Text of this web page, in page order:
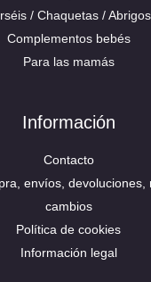
/ Chaquetas / Abrigos
Complementos bebés
Para las mamás
Información
Contacto
envíos, devoluciones,
cambios
Política de cookies
Información legal